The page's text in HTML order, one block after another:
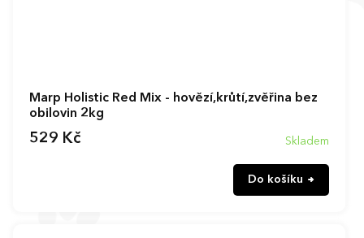
Marp Holistic Red Mix - hovězí,krůtí,zvěřina bez
obilovin 2kg
Skladem
529 Kč
Do košíku